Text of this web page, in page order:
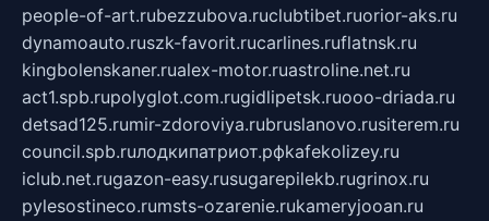
people-of-art.rubezzubova.ruclubtibet.ruorior-aks.ru
dynamoauto.ruszk-favorit.rucarlines.ruflatnsk.ru
kingbolenskaner.rualex-motor.ruastroline.net.ru
act1.spb.rupolyglot.com.rugidlipetsk.ruooo-driada.ru
detsad125.rumir-zdoroviya.rubruslanovo.rusiterem.ru
council.spb.ruлодкипатриот.рфkafekolizey.ru
iclub.net.rugazon-easy.rusugarepilekb.rugrinox.ru
pylesostineco.rumsts-ozarenie.rukameryjooan.ru